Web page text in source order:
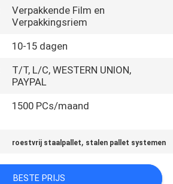
Verpakkende Film en
Verpakkingsriem
10-15 dagen
T/T, L/C, WESTERN UNION,
PAYPAL
1500 PCs/maand
roestvrij staalpallet, stalen pallet systemen
BESTE PRIJS